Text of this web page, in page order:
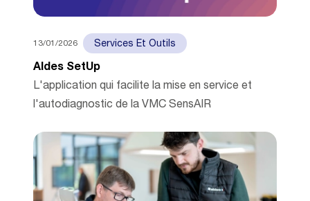
13/01/2026 Services Et Outils
Aldes SetUp
L'application qui facilite la mise en service et
l'autodiagnostic de la VMC SensAIR